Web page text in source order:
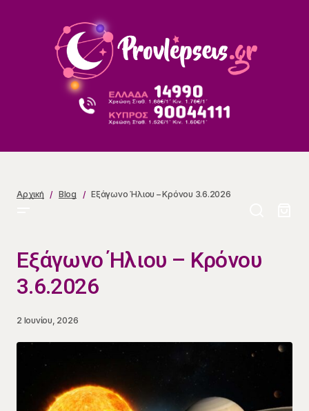
Αρχική Blog Εξάγωνο Ήλιου – Κρόνου 3.6.2026
Εξάγωνο Ήλιου – Κρόνου
3.6.2026
2 Ιουνίου, 2026